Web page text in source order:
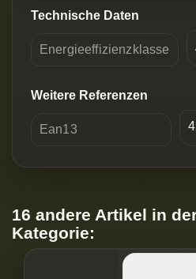
Technische Daten
Energieeffizienzklasse
Weitere Referenzen
Ean13
16 andere Artikel in
Kategorie: